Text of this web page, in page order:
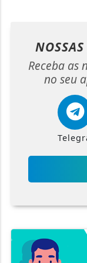
Receba as
no seu